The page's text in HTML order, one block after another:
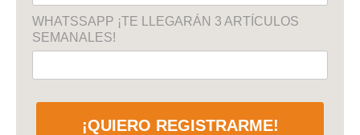
WHATSSAPP ¡TE LLEGARÁN 3 ARTÍCULOS
SEMANALES!
¡QUIERO REGISTRARME!